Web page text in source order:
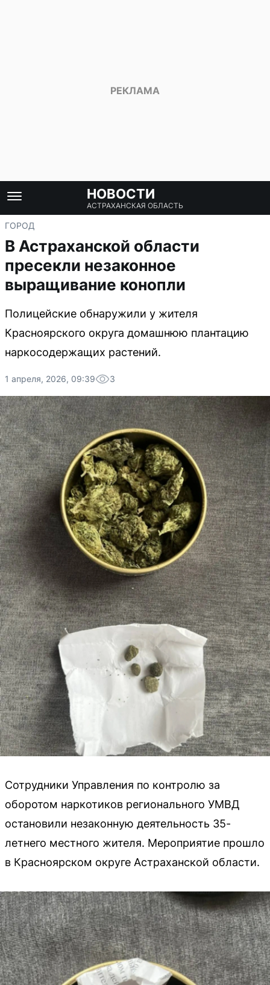
НОВОСТИ
АСТРАХАНСКАЯ ОБЛАСТЬ
ГОРОД
В Астраханской области
пресекли незаконное
выращивание конопли
Полицейские обнаружили у жителя
Красноярского округа домашнюю плантацию
наркосодержащих растений.
1 апреля, 2026, 09:39 3
Сотрудники Управления по контролю за
оборотом наркотиков регионального УМВД
остановили незаконную деятельность 35-
летнего местного жителя. Мероприятие прошло
в Красноярском округе Астраханской области.